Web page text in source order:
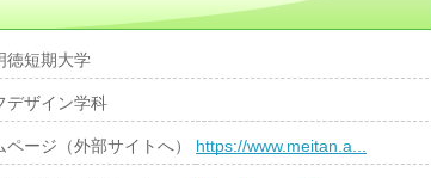
徳短期大学
デザイン学科
ページ（外部サイトへ） https://www.meitan.a...